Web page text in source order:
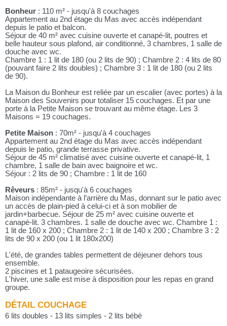
Bonheur : 110 m² - jusqu'à 8 couchages
Appartement au 2nd étage du Mas avec accès indépendant
depuis le patio et balcon.
Séjour de 40 m² avec cuisine ouverte et canapé-lit, poutres et
belle hauteur sous plafond, air conditionné, 3 chambres, 1 salle de
douche avec wc.
Chambre 1 : 1 lit de 180 (ou 2 lits de 90) ; Chambre 2 : 4 lits de 80
(pouvant faire 2 lits doubles) ; Chambre 3 : 1 lit de 180 (ou 2 lits
de 90).
La Maison du Bonheur est reliée par un escalier (avec portes) à la
Maison des Souvenirs pour totaliser 15 couchages. Et par une
porte à la Petite Maison se trouvant au même étage. Les 3
Maisons = 19 couchages.
Petite Maison : 70m² - jusqu'à 4 couchages
Appartement au 2nd étage du Mas avec accès indépendant
depuis le patio, grande terrasse privative.
Séjour de 45 m² climatisé avec cuisine ouverte et canapé-lit, 1
chambre, 1 salle de bain avec baignoire et wc.
Séjour : 2 lits de 90 ; Chambre : 1 lit de 160
Rêveurs : 85m² - jusqu'à 6 couchages
Maison indépendante à l’arrière du Mas, donnant sur le patio avec
un accès de plain-pied à celui-ci et à son mobilier de
jardin+barbecue. Séjour de 25 m² avec cuisine ouverte et
canapé-lit. 3 chambres. 1 salle de douche avec wc. Chambre 1 :
1 lit de 160 x 200 ; Chambre 2 : 1 lit de 140 x 200 ; Chambre 3 : 2
lits de 90 x 200 (ou 1 lit 180x200)
L'été, de grandes tables permettent de déjeuner dehors tous
ensemble.
2 piscines et 1 pataugeoire sécurisées.
L'hiver, une salle est mise à disposition pour les repas en grand
groupe.
DÉTAIL COUCHAGE
6 lits doubles - 13 lits simples - 2 lits bébé